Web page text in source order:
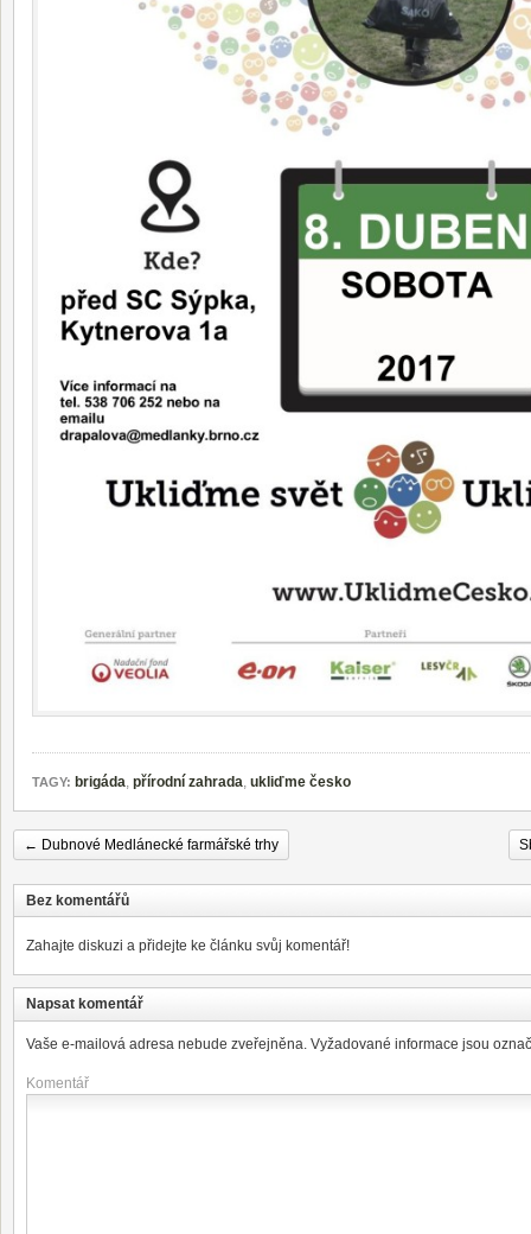
TAGY: brigáda, přírodní zahrada, ukliďme česko
← Dubnové Medlánecké farmářské trhy
Bez komentářů
Zahajte diskuzi a přidejte ke článku svůj komentář!
Napsat komentář
Vaše e-mailová adresa nebude zveřejněna. Vyžadované informace jsou
Komentář